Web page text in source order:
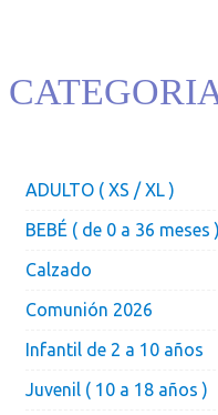
ADULTO ( XS / XL )
BEBÉ ( de 0 a 36 meses )
Calzado
Comunión 2026
Infantil de 2 a 10 años
Juvenil ( 10 a 18 años )